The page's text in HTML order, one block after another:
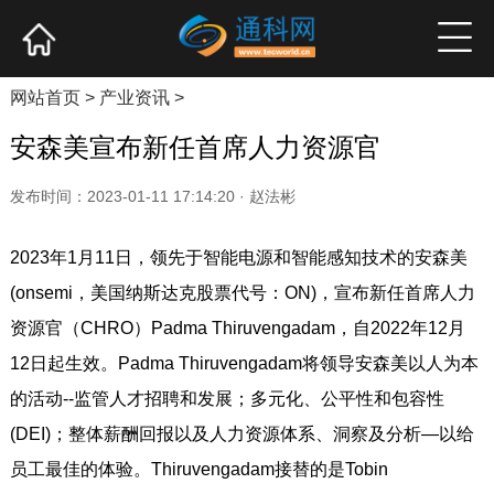
产业资讯 企业新品 高端访谈
网站首页> 产业资讯>
安森美宣布新任首席人力资源官
发布时间：2023-01-11 17:14:20 · 赵法彬
2023年1月11日，领先于智能电源和智能感知技术的安森美
(onsemi，美国纳斯达克股票代号：ON)，宣布新任首席人力
资源官（CHRO）Padma Thiruvengadam，自2022年12月
12日起生效。Padma Thiruvengadam将领导安森美以人为本
的活动--监管人才招聘和发展；多元化、公平性和包容性
(DEI)；整体薪酬回报以及人力资源体系、洞察及分析—以给
员工最佳的体验。Thiruvengadam接替的是Tobin